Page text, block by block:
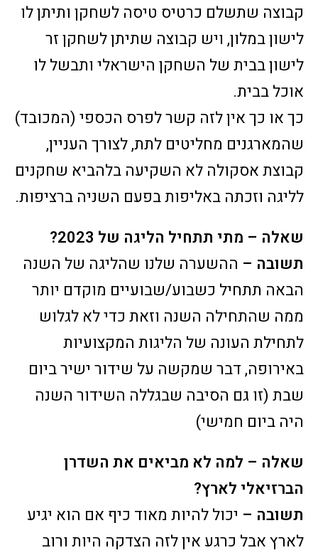
קבוצה שתשלם כרטיס טיסה לשחקן ותיתן לו
לישון במלון, ויש קבוצה שתיתן לשחקן זר
לישון בבית של השחקן הישראלי ותבשל לו
אוכל בבית.
כך או כך אין לזה קשר לפרס הכספי (המכובד)
שהמארגנים מחליטים לתת, לצורך העניין,
קבוצת אסקולה לא השקיעה בלהביא שחקנים
לליגה וזכתה באליפות בפעם השניה ברציפות.
שאלה – מתי תתחיל הליגה של 2023?
תשובה – ההשערה שלנו שהליגה של השנה
הבאה תתחיל כשבוע/שבועיים מוקדם יותר
ממה שהתחילה השנה וזאת כדי לא לגלוש
לתחילת העונה של הליגות המקצועיות
באירופה, דבר שמקשה על שידור ישיר ביום
שבת (זו גם הסיבה שבגללה השידור השנה
היה ביום חמישי)
שאלה – למה לא מביאים את השדרן
הברזיאלי לארץ?
תשובה – יכול להיות מאוד כיף אם הוא יגיע
לארץ אבל כרגע אין לזה הצדקה היות ורוב